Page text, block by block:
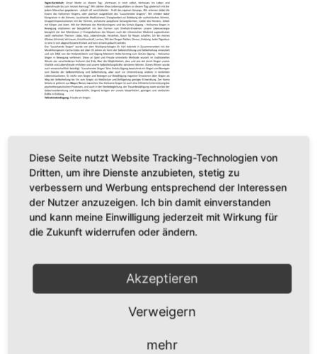
BÜCHER
CDs
Konzerte
Diese Seite nutzt Website Tracking-Technologien von
Dritten, um ihre Dienste anzubieten, stetig zu
verbessern und Werbung entsprechend der Interessen
der Nutzer anzuzeigen. Ich bin damit einverstanden
und kann meine Einwilligung jederzeit mit Wirkung für
die Zukunft widerrufen oder ändern.
Akzeptieren
Verweigern
mehr